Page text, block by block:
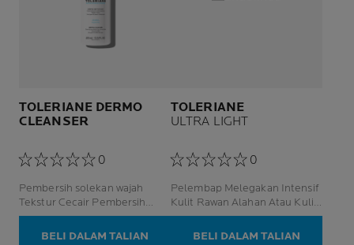
TOLERIANE DERMO
CLEANSER
0
Pembersih solekan wajah
Tekstur Cecair Pembersih
Muka
BELI DALAM TALIAN
TOLERIANE
ULTRA LIGHT
0
Pelembap Melegakan Intensif
Kulit Rawan Alahan Atau Kulit
Ultra-Sensitif
BELI DALAM TALIAN